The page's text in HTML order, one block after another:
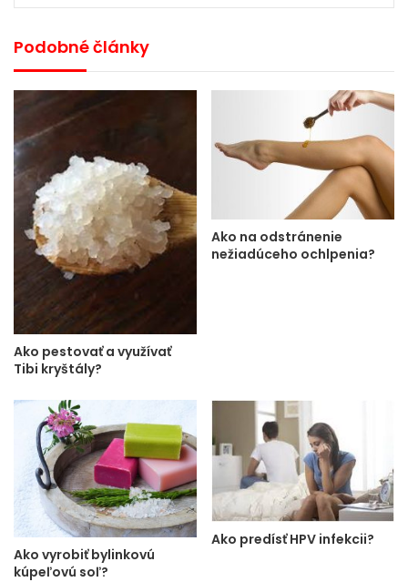
Podobné články
Ako pestovať a využívať
Tibi kryštály?
Ako na odstránenie
nežiadúceho ochlpenia?
Ako vyrobiť bylinkovú
kúpeľovú soľ?
Ako predísť HPV infekcii?